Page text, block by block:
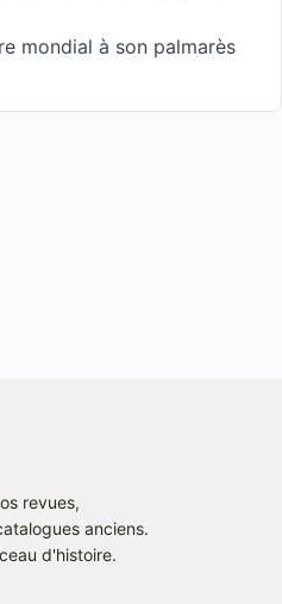
mondial à son palmarès
revues,
anciens.
d'histoire.